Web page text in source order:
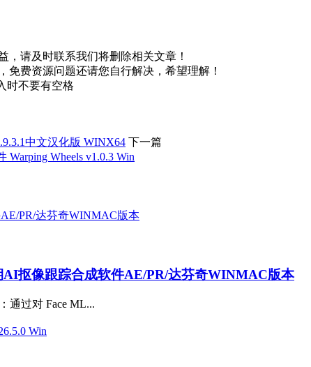
，请及时联系我们将删除相关文章！
费资源问题还请您自行解决，希望理解！
时不要有空格
中文汉化版 WINX64 下一篇
Wheels v1.0.3 Win
AI抠像跟踪合成软件AE/PR/达芬奇WINMAC版本
通过对 Face ML...